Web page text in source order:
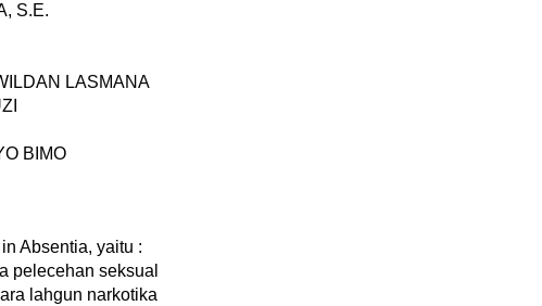
S.E.
LASMANA
BIMO
Absentia, yaitu :
pelecehan seksual
lahgun narkotika